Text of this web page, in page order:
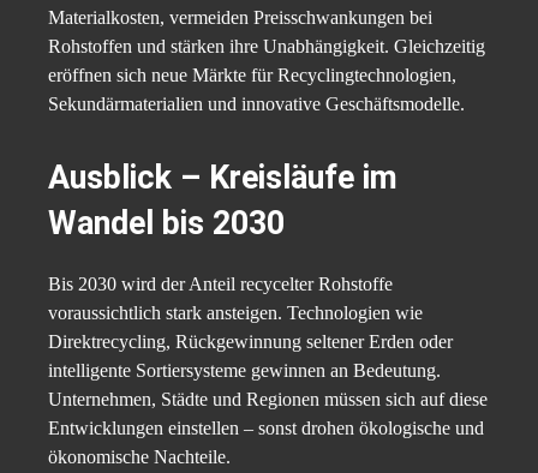
Materialkosten, vermeiden Preisschwankungen bei
Rohstoffen und stärken ihre Unabhängigkeit. Gleichzeitig
eröffnen sich neue Märkte für Recyclingtechnologien,
Sekundärmaterialien und innovative Geschäftsmodelle.
Ausblick – Kreisläufe im
Wandel bis 2030
Bis 2030 wird der Anteil recycelter Rohstoffe
voraussichtlich stark ansteigen. Technologien wie
Direktrecycling, Rückgewinnung seltener Erden oder
intelligente Sortiersysteme gewinnen an Bedeutung.
Unternehmen, Städte und Regionen müssen sich auf diese
Entwicklungen einstellen – sonst drohen ökologische und
ökonomische Nachteile.